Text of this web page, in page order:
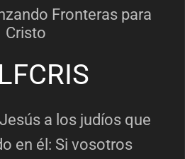
Fronteras para
Cristo
a los judíos que
en él: Si vosotros